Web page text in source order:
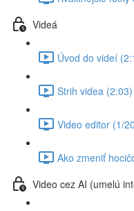
Videá
Úvod do videí
Strih videa (2:03)
Video editor (1/
Ako zmeniť
Video cez AI (umelú